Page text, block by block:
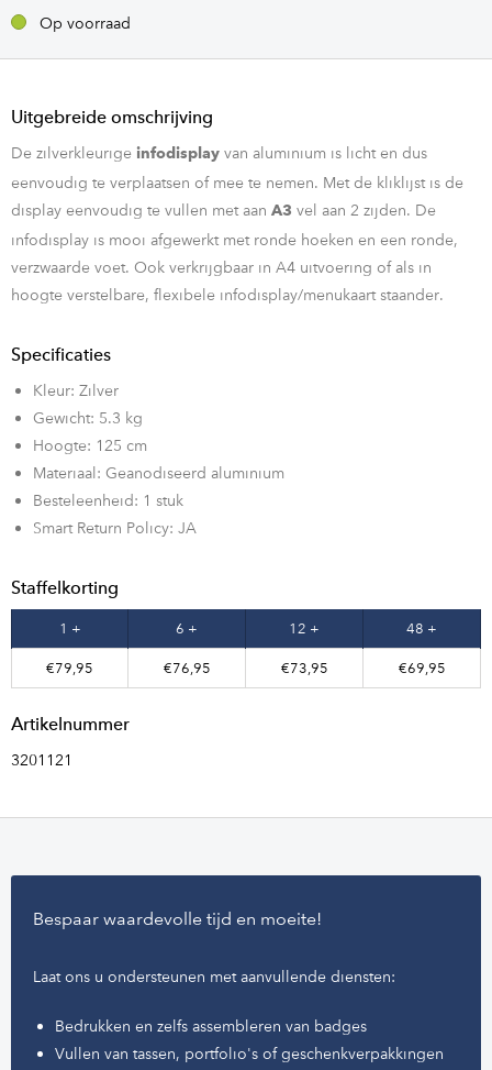
Op voorraad
Uitgebreide omschrijving
De zilverkleurige infodisplay van aluminium is licht en dus
eenvoudig te verplaatsen of mee te nemen. Met de kliklijst is de
display eenvoudig te vullen met aan A3 vel aan 2 zijden. De
infodisplay is mooi afgewerkt met ronde hoeken en een ronde,
verzwaarde voet. Ook verkrijgbaar in A4 uitvoering of als in
hoogte verstelbare, flexibele infodisplay/menukaart staander.
Specificaties
Kleur: Zilver
Gewicht: 5.3 kg
Hoogte: 125 cm
Materiaal: Geanodiseerd aluminium
Besteleenheid: 1 stuk
Smart Return Policy: JA
Staffelkorting
1 + 6 + 12 + 48 +
€79,95 €76,95 €73,95 €69,95
Artikelnummer
3201121
Bespaar waardevolle tijd en moeite!
Laat ons u ondersteunen met aanvullende diensten:
Bedrukken en zelfs assembleren van badges
Vullen van tassen, portfolio's of geschenkverpakkingen